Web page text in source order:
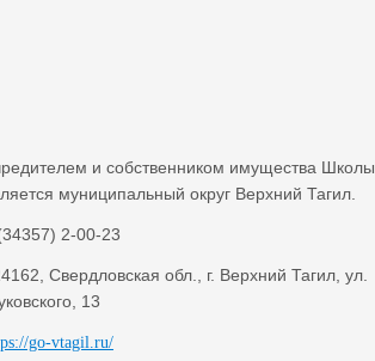
и собственником имущества Школы
муниципальный округ Верхний Тагил.
2-00-23
Свердловская обл., г. Верхний Тагил, ул.
13
go-vtagil.ru/